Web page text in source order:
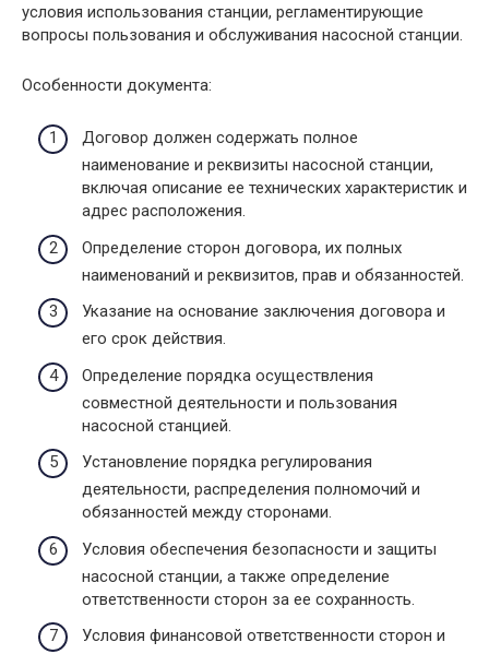
условия использования станции, регламентирующие
вопросы пользования и обслуживания насосной станции.
Особенности документа:
Договор должен содержать полное
наименование и реквизиты насосной станции,
включая описание ее технических характеристик и
адрес расположения.
Определение сторон договора, их полных
наименований и реквизитов, прав и обязанностей.
Указание на основание заключения договора и
его срок действия.
Определение порядка осуществления
совместной деятельности и пользования
насосной станцией.
Установление порядка регулирования
деятельности, распределения полномочий и
обязанностей между сторонами.
Условия обеспечения безопасности и защиты
насосной станции, а также определение
ответственности сторон за ее сохранность.
Условия финансовой ответственности сторон и